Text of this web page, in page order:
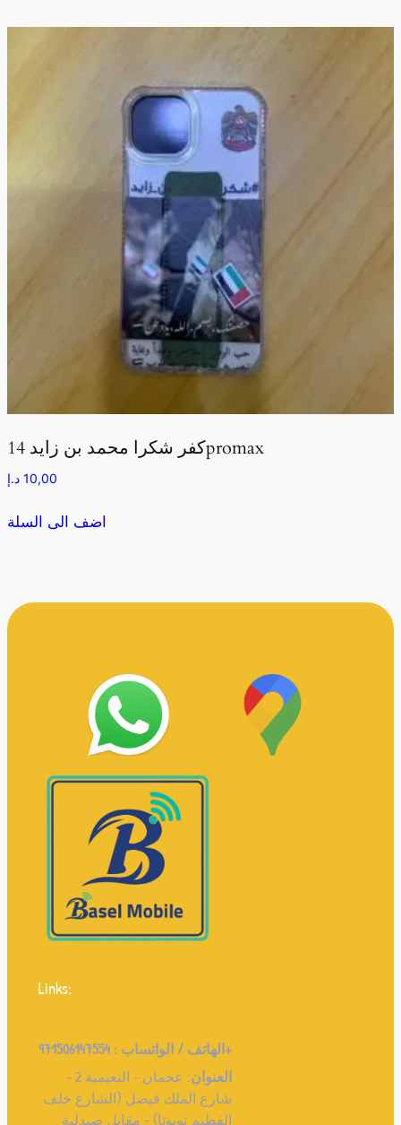
كفر شكرا محمد بن زايد 14promax
10,00 د.إ
اضف الى السلة
Links:
الهاتف / الواتساب :971506147554+
العنوان:
عجمان - النعيمية 2 -
شارع الملك فيصل (الشارع خلف
الفطيم تويوتا) - مقابل صيدلية